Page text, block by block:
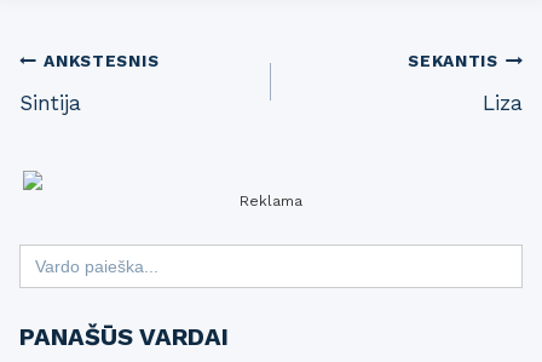
Post
navigation
ANKSTESNIS
Sintija
SEKANTIS
Liza
Reklama
Search
for:
PANAŠŪS VARDAI